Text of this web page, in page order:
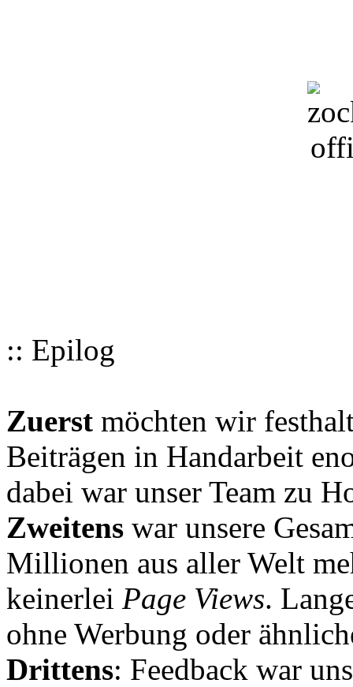
:: Epilog
Zuerst möchten wir
Beiträgen in Handarbeit
dabei war unser Team zu
Zweitens war unsere
Millionen aus aller Welt
keinerlei Page Views.
ohne Werbung oder
Drittens: Feedback war